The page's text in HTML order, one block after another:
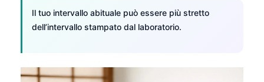
Il tuo intervallo abituale può essere più stretto
dell’intervallo stampato dal laboratorio.
Cebuano
Татар теле